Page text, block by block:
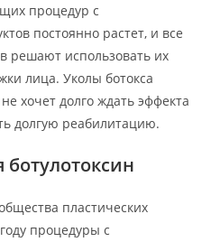
процедур с
постоянно растет, и все
решают использовать их
лица. Уколы ботокса
хочет долго ждать эффекта
долгую реабилитацию.
ботулотоксин
пластических
процедуры с